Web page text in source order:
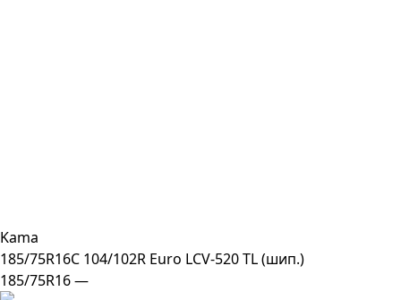
Kama
185/75R16C 104/102R Euro LCV-520 TL (шип.)
185/75R16 —